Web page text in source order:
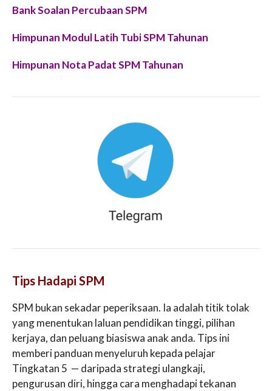
Bank Soalan Percubaan SPM
Himpunan Modul Latih Tubi SPM Tahunan
Himpunan Nota Padat SPM Tahunan
Tips Hadapi SPM
SPM bukan sekadar peperiksaan. Ia adalah titik tolak
yang menentukan laluan pendidikan tinggi, pilihan
kerjaya, dan peluang biasiswa anak anda. Tips ini
memberi panduan menyeluruh kepada pelajar
Tingkatan 5 — daripada strategi ulangkaji,
pengurusan diri, hingga cara menghadapi tekanan